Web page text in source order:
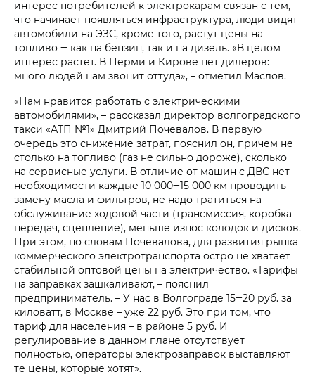
интерес потребителей к электрокарам связан с тем,
что начинает появляться инфраструктура, люди видят
автомобили на ЭЗС, кроме того, растут цены на
топливо ‒ как на бензин, так и на дизель. «В целом
интерес растет. В Перми и Кирове нет дилеров:
много людей нам звонит оттуда», – отметил Маслов.
«Нам нравится работать с электрическими
автомобилями», – рассказал директор волгоградского
такси «АТП №1» Дмитрий Почевалов. В первую
очередь это снижение затрат, пояснил он, причем не
столько на топливо (газ не сильно дороже), сколько
на сервисные услуги. В отличие от машин с ДВС нет
необходимости каждые 10 000‒15 000 км проводить
замену масла и фильтров, не надо тратиться на
обслуживание ходовой части (трансмиссия, коробка
передач, сцепление), меньше износ колодок и дисков.
При этом, по словам Почевалова, для развития рынка
коммерческого электротранспорта остро не хватает
стабильной оптовой цены на электричество. «Тарифы
на заправках зашкаливают, – пояснил
предприниматель. – У нас в Волгограде 15‒20 руб. за
киловатт, в Москве – уже 22 руб. Это при том, что
тариф для населения – в районе 5 руб. И
регулирование в данном плане отсутствует
полностью, операторы электрозаправок выставляют
те цены, которые хотят».